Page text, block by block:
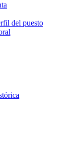
del puesto